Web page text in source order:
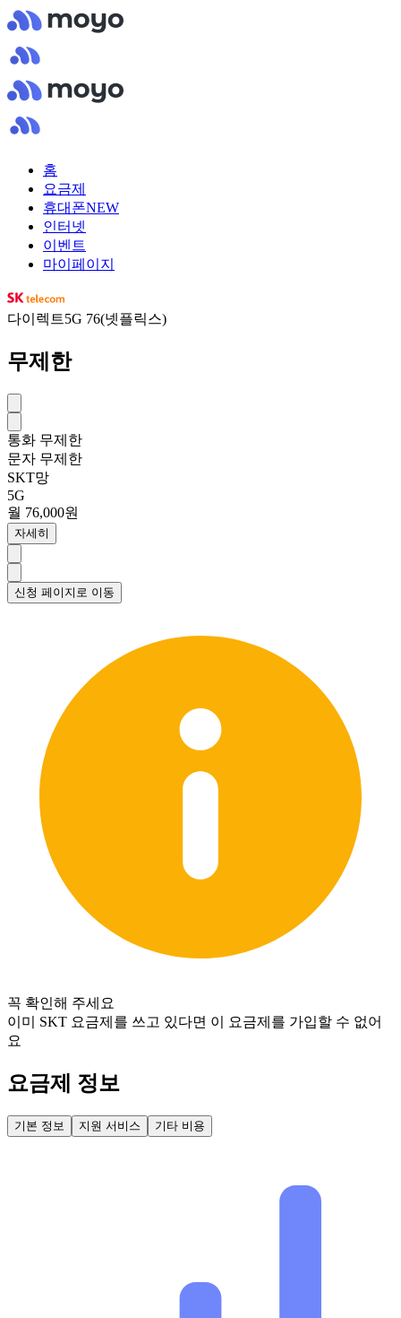
홈
요금제
휴대폰NEW
인터넷
이벤트
마이페이지
다이렉트5G 76(넷플릭스)
무제한
통화 무제한
문자 무제한
SKT망
5G
월 76,000원
자세히
신청 페이지로 이동
꼭 확인해 주세요
이미 SKT 요금제를 쓰고 있다면 이 요금제를 가입할 수 없어
요
요금제 정보
기본 정보 지원 서비스 기타 비용